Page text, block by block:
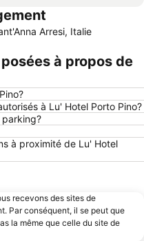
Flavia
Maddalena
di Nora
di Castello - Centro Storico
Giudeu
Botte
Arresi, Italie
à propos de
à Lu' Hotel Porto Pino?
à proximité de Lu' Hotel
recevons des sites de
Par conséquent, il se peut que
la même que celle du site de